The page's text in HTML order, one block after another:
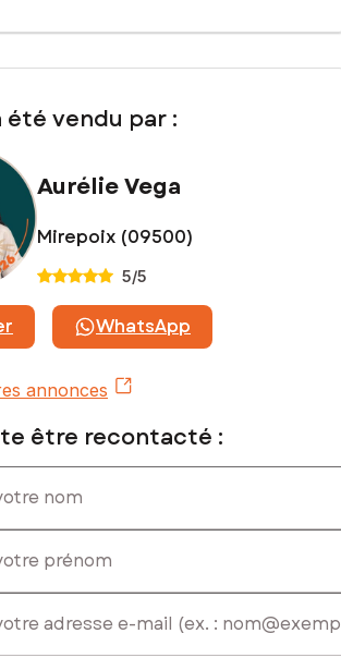
été vendu par :
Aurélie Vega
Mirepoix (09500)
5/5
WhatsApp
annonces
être recontacté :
nom
prénom